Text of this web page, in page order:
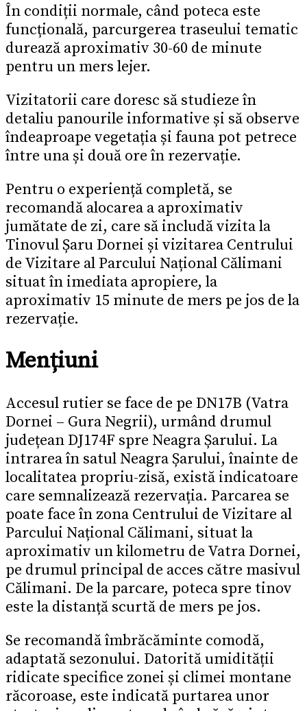
În condiții normale, când poteca este
funcțională, parcurgerea traseului tematic
durează aproximativ 30-60 de minute
pentru un mers lejer.
Vizitatorii care doresc să studieze în
detaliu panourile informative și să observe
îndeaproape vegetația și fauna pot petrece
între una și două ore în rezervație.
Pentru o experiență completă, se
recomandă alocarea a aproximativ
jumătate de zi, care să includă vizita la
Tinovul Șaru Dornei și vizitarea Centrului
de Vizitare al Parcului Național Călimani
situat în imediata apropiere, la
aproximativ 15 minute de mers pe jos de la
rezervație.
Mențiuni
Accesul rutier se face de pe DN17B (Vatra
Dornei – Gura Negrii), urmând drumul
județean DJ174F spre Neagra Șarului. La
intrarea în satul Neagra Șarului, înainte de
localitatea propriu-zisă, există indicatoare
care semnalizează rezervația. Parcarea se
poate face în zona Centrului de Vizitare al
Parcului Național Călimani, situat la
aproximativ un kilometru de Vatra Dornei,
pe drumul principal de acces către masivul
Călimani. De la parcare, poteca spre tinov
este la distanță scurtă de mers pe jos.
Se recomandă îmbrăcăminte comodă,
adaptată sezonului. Datorită umidității
ridicate specifice zonei și climei montane
răcoroase, este indicată purtarea unor